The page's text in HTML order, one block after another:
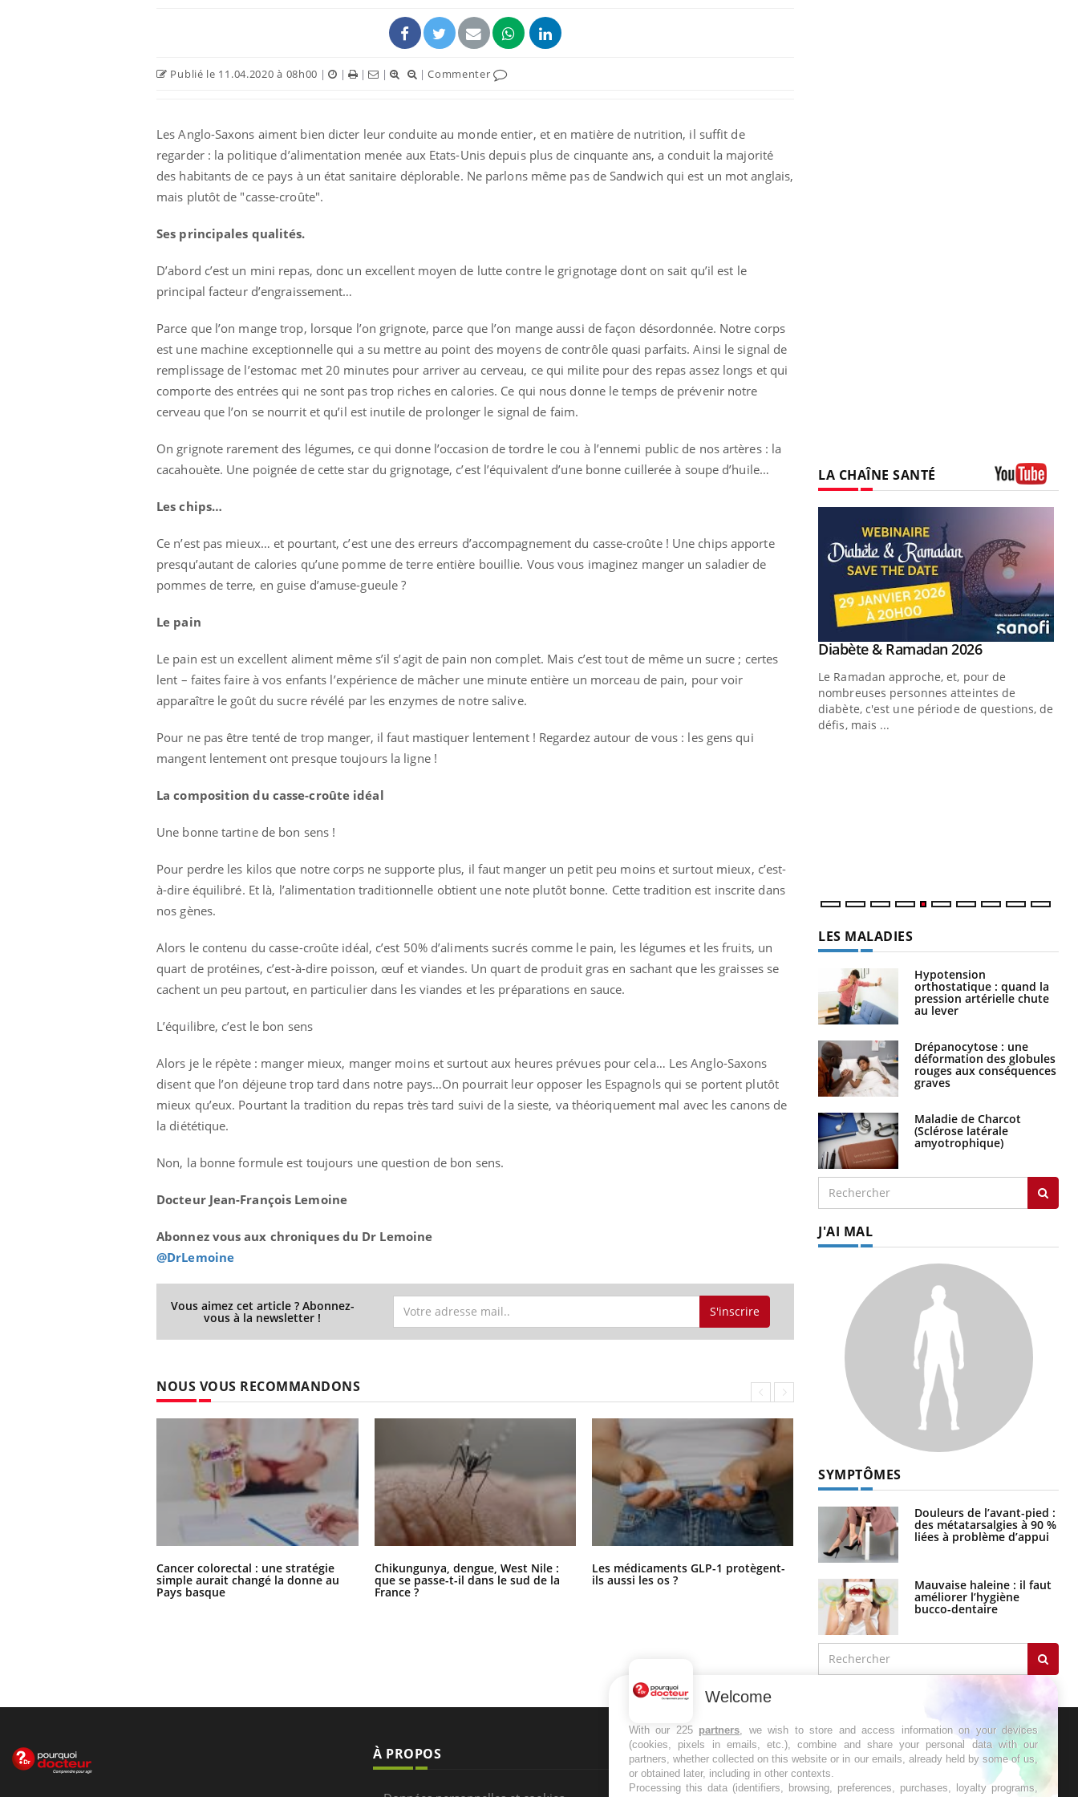
Publié le 11.04.2020 à 08h00 | | | | |Commenter
Les Anglo-Saxons aiment bien dicter leur conduite au monde entier, et en matière de nutrition, il suffit de
regarder : la politique d’alimentation menée aux Etats-Unis depuis plus de cinquante ans, a conduit la majorité
des habitants de ce pays à un état sanitaire déplorable. Ne parlons même pas de Sandwich qui est un mot anglais,
mais plutôt de "casse-croûte".
Ses principales qualités.
D’abord c’est un mini repas, donc un excellent moyen de lutte contre le grignotage dont on sait qu’il est le
principal facteur d’engraissement…
Parce que l’on mange trop, lorsque l’on grignote, parce que l’on mange aussi de façon désordonnée. Notre corps
est une machine exceptionnelle qui a su mettre au point des moyens de contrôle quasi parfaits. Ainsi le signal de
remplissage de l’estomac met 20 minutes pour arriver au cerveau, ce qui milite pour des repas assez longs et qui
comporte des entrées qui ne sont pas trop riches en calories. Ce qui nous donne le temps de prévenir notre
cerveau que l’on se nourrit et qu’il est inutile de prolonger le signal de faim.
On grignote rarement des légumes, ce qui donne l’occasion de tordre le cou à l’ennemi public de nos artères : la
cacahouète. Une poignée de cette star du grignotage, c’est l’équivalent d’une bonne cuillerée à soupe d’huile…
Les chips…
Ce n’est pas mieux… et pourtant, c’est une des erreurs d’accompagnement du casse-croûte ! Une chips apporte
presqu’autant de calories qu’une pomme de terre entière bouillie. Vous vous imaginez manger un saladier de
pommes de terre, en guise d’amuse-gueule ?
Le pain
Le pain est un excellent aliment même s’il s’agit de pain non complet. Mais c’est tout de même un sucre ; certes
lent – faites faire à vos enfants l’expérience de mâcher une minute entière un morceau de pain, pour voir
apparaître le goût du sucre révélé par les enzymes de notre salive.
Pour ne pas être tenté de trop manger, il faut mastiquer lentement ! Regardez autour de vous : les gens qui
mangent lentement ont presque toujours la ligne !
La composition du casse-croûte idéal
Une bonne tartine de bon sens !
Pour perdre les kilos que notre corps ne supporte plus, il faut manger un petit peu moins et surtout mieux, c’est-
à-dire équilibré. Et là, l’alimentation traditionnelle obtient une note plutôt bonne. Cette tradition est inscrite dans
nos gènes.
Alors le contenu du casse-croûte idéal, c’est 50% d’aliments sucrés comme le pain, les légumes et les fruits, un
quart de protéines, c’est-à-dire poisson, œuf et viandes. Un quart de produit gras en sachant que les graisses se
cachent un peu partout, en particulier dans les viandes et les préparations en sauce.
L’équilibre, c’est le bon sens
Alors je le répète : manger mieux, manger moins et surtout aux heures prévues pour cela… Les Anglo-Saxons
disent que l’on déjeune trop tard dans notre pays…On pourrait leur opposer les Espagnols qui se portent plutôt
mieux qu’eux. Pourtant la tradition du repas très tard suivi de la sieste, va théoriquement mal avec les canons de
la diététique.
Non, la bonne formule est toujours une question de bon sens.
Docteur Jean-François Lemoine
Abonnez vous aux chroniques du Dr Lemoine
@DrLemoine
Vous aimez cet article ? Abonnez-
vous à la newsletter ! S'inscrire
NOUS VOUS RECOMMANDONS
Cancer colorectal : une stratégie
simple aurait changé la donne au
Pays basque
Chikungunya, dengue, West Nile :
que se passe-t-il dans le sud de la
France ?
Les médicaments GLP-1 protègent-
ils aussi les os ?
Cytomégalovirus : ce qui change
dans la prise en charge des femmes
enceintes
LA CHAÎNE SANTÉ
Carence en fer : comprendre pour
Youtube
Fatigue, irritabilité, brouillard mental ou
même alopécie… Les symptômes de la
Insuline & Charge mentale : et si on
osait en parler??Youtube
En 2026, l'insuline dans le diabète de type 2
reste entourée d'idées reçues chez les
Eczéma Chronique des Mains : se
préparer pour l’été !Youtube
L'été arrive… et avec lui, un tout nouveau
sont ...
Youtube
Diabète & Ramadan 2026Youtube
Le Ramadan approche, et, pour de
nombreuses personnes atteintes de
diabète, c'est une période de questions, de
défis, mais ...
LES MALADIES
Hypotension
orthostatique : quand la
pression artérielle chute
au lever
Drépanocytose : une
déformation des globules
rouges aux conséquences
graves
Maladie de Charcot
(Sclérose latérale
amyotrophique)
J'AI MAL
SYMPTÔMES
Douleurs de l’avant-pied :
des métatarsalgies à 90 %
liées à problème d’appui
Mauvaise haleine : il faut
améliorer l’hygiène
bucco-dentaire
À PROPOS NEWSLETTER
Recevez toutes les semaines les meilleures
Welcome
With our 225 partners, we wish to store and access information on your devices
(cookies, pixels in emails, etc.), combine and share your personal data with our
partners, whether collected on this website or in our emails, already held by some of us,
or obtained later, including in other contexts.
Processing this data (identifiers, browsing, preferences, purchases, loyalty programs,